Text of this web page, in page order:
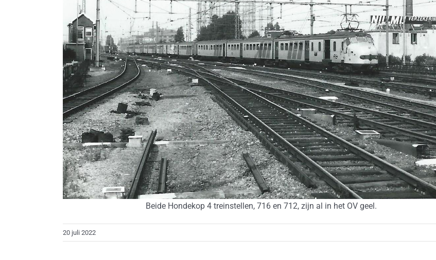
Beide Hondekop 4 treinstellen, 716 en 712, zijn al in het OV geel.
20 juli 2022